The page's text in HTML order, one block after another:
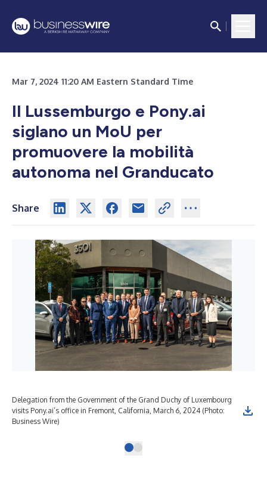
Mar 7, 2024 11:20 AM Eastern Standard Time
Il Lussemburgo e Pony.ai
siglano un MoU per
promuovere la mobilità
autonoma nel Granducato
Share
Delegation from the Government of the Grand Duchy of Luxembourg
visits Pony.ai’s office in Fremont, California, March 6, 2024 (Photo:
Business Wire)